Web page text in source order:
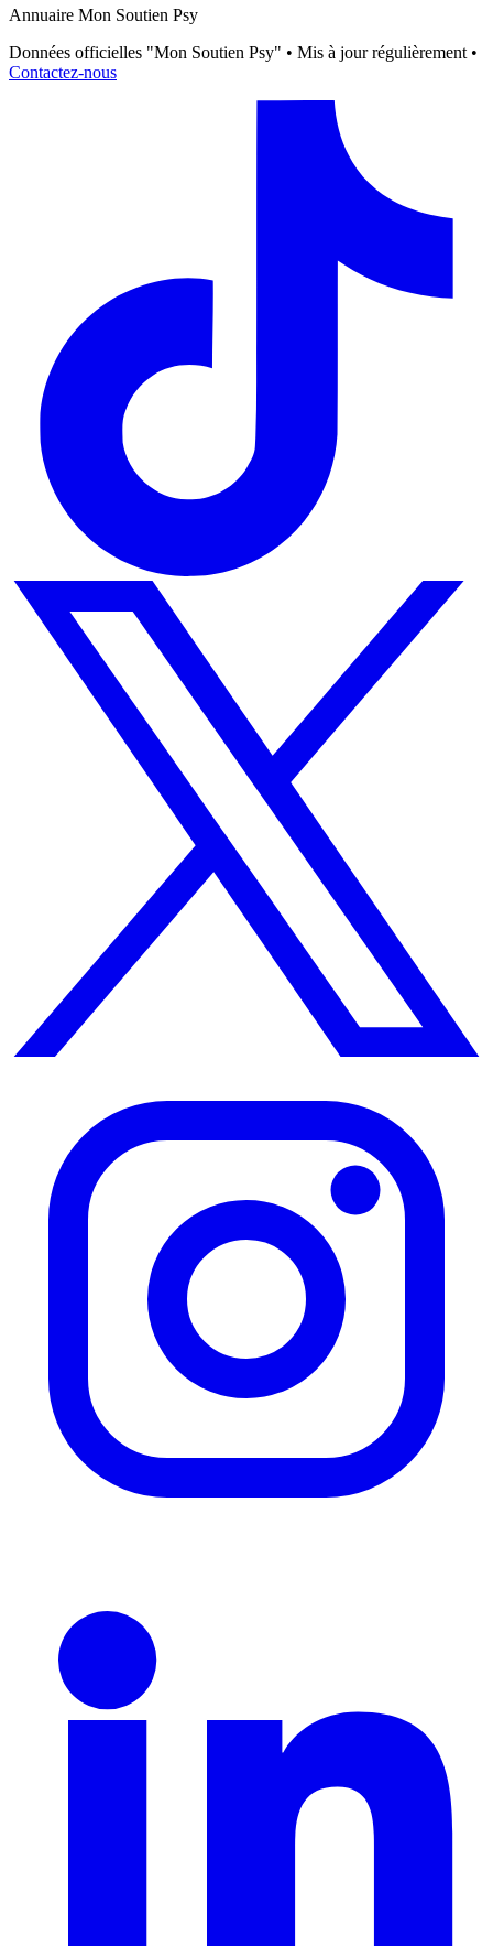
Annuaire Mon Soutien Psy
Données officielles "Mon Soutien Psy" • Mis à jour régulièrement •
Contactez-nous